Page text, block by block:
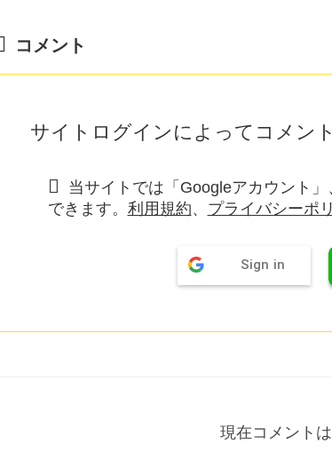
コメント
サイトログインによってコメン
当サイトでは「Googleアカウント
できます。 利用規約、 プライバシーポ
Sign in
現在コメント